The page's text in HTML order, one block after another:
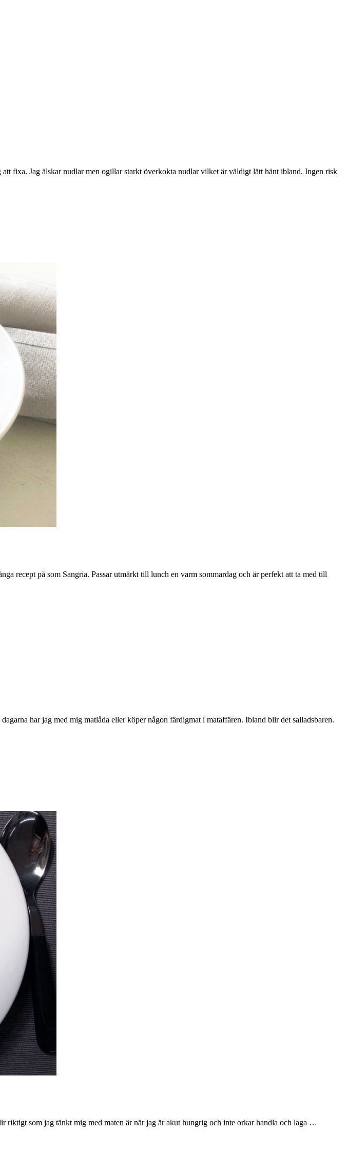
fixa. Jag älskar nudlar men ogillar starkt överkokta nudlar vilket är väldigt lätt hänt ibland. Ingen risk
recept på som Sangria. Passar utmärkt till lunch en varm sommardag och är perfekt att ta med till
har jag med mig matlåda eller köper någon färdigmat i mataffären. Ibland blir det salladsbaren.
som jag tänkt mig med maten är när jag är akut hungrig och inte orkar handla och laga …